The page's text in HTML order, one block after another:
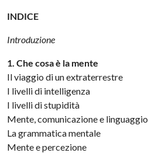
INDICE
Introduzione
1. Che cosa è la mente
Il viaggio di un extraterrestre
I livelli di intelligenza
I livelli di stupidità
Mente, comunicazione e linguaggio
La grammatica mentale
Mente e percezione